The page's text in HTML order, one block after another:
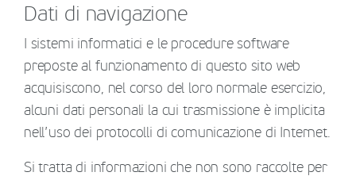
Dati di navigazione
I sistemi informatici e le procedure software
preposte al funzionamento di questo sito web
acquisiscono, nel corso del loro normale esercizio,
alcuni dati personali la cui trasmissione è implicita
nell’uso dei protocolli di comunicazione di Internet.
Si tratta di informazioni che non sono raccolte per